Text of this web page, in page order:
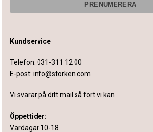
Kundservice
Telefon: 031-311 12 00
E-post: info@storken.com
Vi svarar på ditt mail så fort vi kan
Öppettider:
Vardagar 10-18